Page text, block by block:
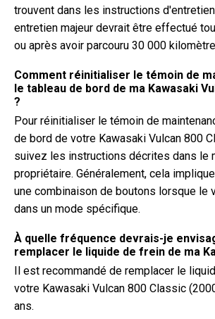
trouvent dans les instructions
entretien majeur devrait être effectué
ou après avoir parcouru 30 000
Comment réinitialiser le témoin de
le tableau de bord de ma Kawasaki
?
Pour réinitialiser le témoin de
de bord de votre Kawasaki Vulcan 800
suivez les instructions décrites dans le
propriétaire. Généralement, cela
une combinaison de boutons lorsque le
dans un mode spécifique.
À quelle fréquence devrais-je
remplacer le liquide de frein de ma
Il est recommandé de remplacer le
votre Kawasaki Vulcan 800 Classic
ans.